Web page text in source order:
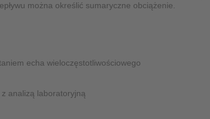
można określić sumaryczne obciążenie.
echa wieloczęstotliwościowego
analizą laboratoryjną